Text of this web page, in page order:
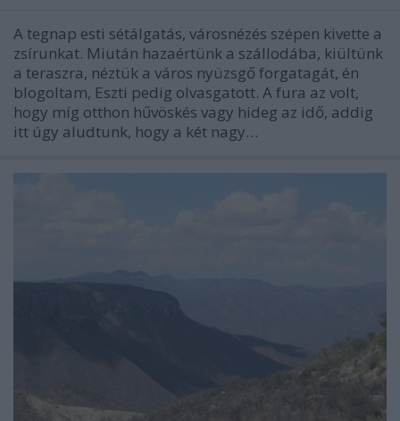
A tegnap esti sétálgatás, városnézés szépen kivette a
zsírunkat. Miután hazaértünk a szállodába, kiültünk
a teraszra, néztük a város nyüzsgő forgatagát, én
blogoltam, Eszti pedig olvasgatott. A fura az volt,
hogy míg otthon hűvöskés vagy hideg az idő, addig
itt úgy aludtunk, hogy a két nagy…